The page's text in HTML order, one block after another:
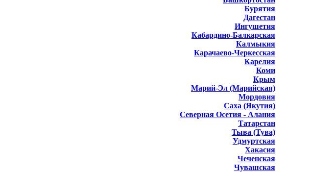
Бурятия
Дагестан
Ингушетия
Кабардино-Балкарская
Калмыкия
Карачаево-Черкесская
Карелия
Коми
Крым
Марий-Эл (Марийская)
Мордовия
Саха (Якутия)
Северная Осетия - Алания
Татарстан
Тыва (Тува)
Удмуртская
Хакасия
Чеченская
Чувашская